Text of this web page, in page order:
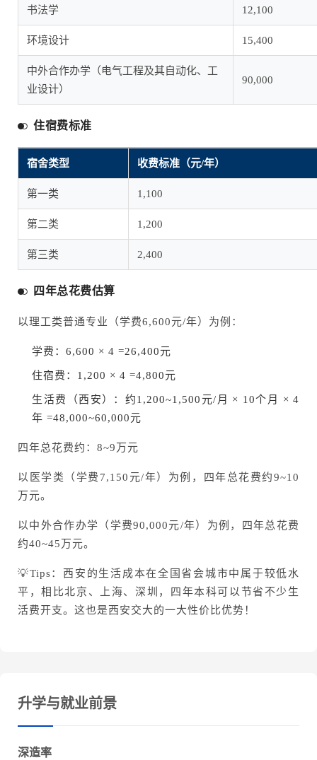
书法学 12,100
环境设计 15,400
中外合作办学（电气工程及其自动化、工
业设计）
90,000
住宿费标准
宿舍类型 收费标准（元/年）
第一类 1,100
第二类 1,200
第三类 2,400
四年总花费估算
以理工类普通专业（学费6,600元/年）为例：
学费：6,600 × 4 =26,400元
住宿费：1,200 × 4 =4,800元
生活费（西安）：约1,200~1,500元/月 × 10个月 × 4
年 =48,000~60,000元
四年总花费约：8~9万元
以医学类（学费7,150元/年）为例，四年总花费约9~10
万元。
以中外合作办学（学费90,000元/年）为例，四年总花费
约40~45万元。
💡Tips：西安的生活成本在全国省会城市中属于较低水
平，相比北京、上海、深圳，四年本科可以节省不少生
活费开支。这也是西安交大的一大性价比优势！
升学与就业前景
深造率